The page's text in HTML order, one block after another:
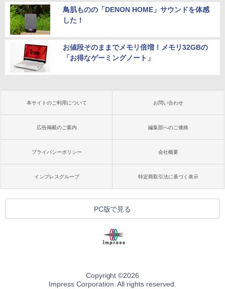
鳥肌ものの「DENON HOME」サウンドを体感
した！
お値段そのままでメモリ倍増！メモリ32GBの
「お得なゲーミングノート」
本サイトのご利用について お問い合わせ
広告掲載のご案内 編集部へのご連絡
プライバシーポリシー 会社概要
インプレスグループ 特定商取引法に基づく表示
PC版で見る
Copyright ©2026
Impress Corporation. All rights reserved.